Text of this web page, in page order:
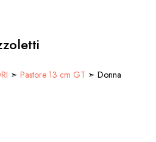
➣ Pastore 13 cm GT ➣ Donna